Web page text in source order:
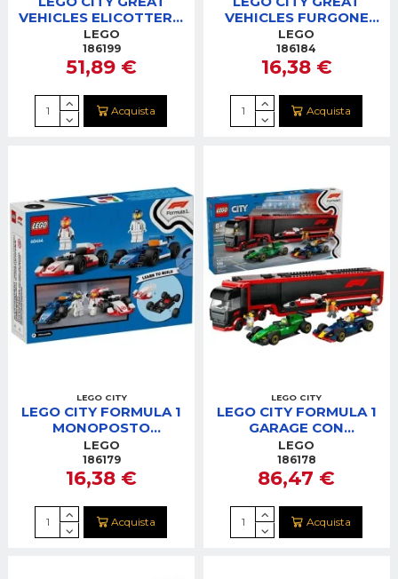
VEHICLES ELICOTTERO
AUTOPOMPA E
SOTTOMARINO
LEGO
186199
51,89 €
Acquista
VEHICLES FURGONE
DELLE CIAMBELLE
LEGO
186184
16,38 €
Acquista
LEGO CITY
LEGO CITY FORMULA 1
MONOPOSTO
WILLIAMS RACING E
HAAS F1®
LEGO
186179
16,38 €
Acquista
LEGO CITY
LEGO CITY FORMULA 1
GARAGE CON
MONOPOSTO
MERCEDES-AMG E
ALPINE F1®
LEGO
186178
86,47 €
Acquista